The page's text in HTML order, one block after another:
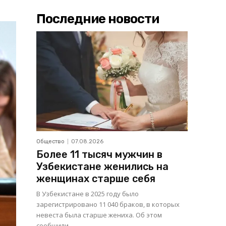
Последние новости
Общество 07.08.2026
Более 11 тысяч мужчин в
Узбекистане женились на
женщинах старше себя
В Узбекистане в 2025 году было
зарегистрировано 11 040 браков, в которых
невеста была старше жениха. Об этом